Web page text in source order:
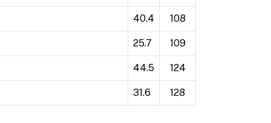
40.4 108
25.7 109
44.5 124
31.6 128